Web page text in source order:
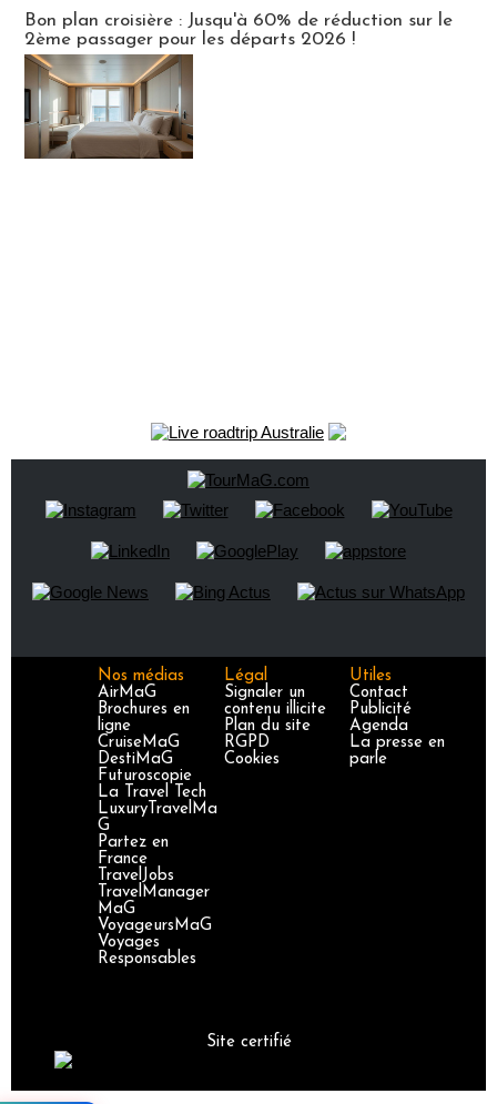
Bon plan croisière : Jusqu'à 60% de réduction sur le
2ème passager pour les départs 2026 !
Nos médias
AirMaG
Brochures en
ligne
CruiseMaG
DestiMaG
Futuroscopie
La Travel Tech
LuxuryTravelMa
G
Partez en
France
TravelJobs
TravelManager
MaG
VoyageursMaG
Voyages
Responsables
Légal
Signaler un
contenu illicite
Plan du site
RGPD
Cookies
Utiles
Contact
Publicité
Agenda
La presse en
parle
Site certifié